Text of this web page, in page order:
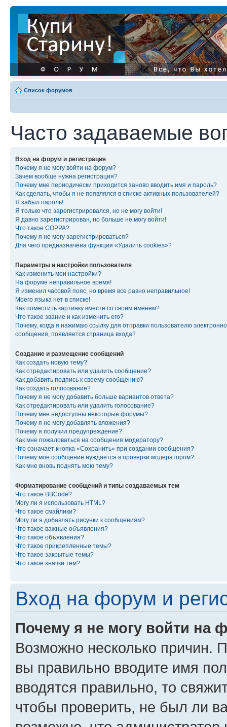
Список форумов
Часто задаваемые
Вход на форум и регистрация
Почему я не могу войти на форум?
Зачем вообще нужна регистрация?
Почему мне периодически приходится заново вводить имя и пароль?
Как сделать, чтобы я не появлялся в списке активных пользователей?
Я забыл пароль!
Я только что зарегистрировался, но не могу войти!
Я давно зарегистрирован, но больше не могу войти!
Что такое COPPA?
Почему я не могу зарегистрироваться?
Для чего предназначена функция «Удалить cookies»?
Параметры и настройки пользователя
Как изменить мои настройки?
На форуме неправильное время!
Я изменил часовой пояс, но время все равно неправильное!
Моего языка нет в списке!
Как поместить картинку вместе со своим именем?
Что такое звание и как изменить его?
Почему, когда я нажимаю ссылку для отправки пользователю
сообщения, появляется страница входа?
Создание и размещение сообщений
Как создать новую тему?
Как отредактировать или удалить сообщение?
Как добавить подпись к своему сообщению?
Как создать голосование?
Почему я не могу добавить больше вариантов ответа?
Как отредактировать или удалить голосование?
Почему мне недоступны некоторые форумы?
Почему я не могу добавлять вложения?
Почему я получил предупреждение?
Как мне пожаловаться на сообщения модератору?
Что означает кнопка «Сохранить» при создании сообщения?
Почему мое сообщение нуждается в проверки модератором?
Как мне вновь поднять мою тему?
Форматирование сообщений и типы создаваемых тем
Что такое BBCode?
Могу ли я использовать HTML?
Что такое смайлики?
Могу ли я добавлять рисунки к сообщениям?
Что такое важные объявления?
Что такое объявления?
Что такое прикрепленные темы?
Что такое закрытые темы?
Что такое значки тем?
Вход на форум и
Почему я не могу войти на
Возможно несколько причин.
вы правильно вводите имя
вводятся правильно, то
чтобы проверить, не был ли